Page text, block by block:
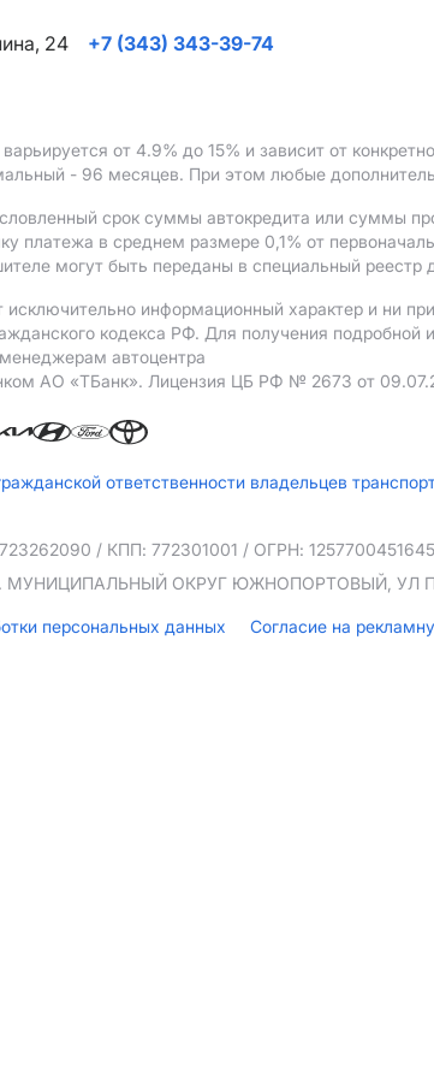
24
+7 (343) 343-39-74
от 4.9% до 15% и зависит от
- 96 месяцев. При этом любые
срок суммы автокредита или суммы
платежа в среднем размере 0,1% от
могут быть переданы в специальный реестр
информационный характер и ни
кодекса РФ. Для получения подробной
автоцентра
АO «ТБанк». Лицензия ЦБ РФ № 2673 от
ответственности владельцев
/ КПП: 772301001 / ОГРН: 1257700451645
МУНИЦИПАЛЬНЫЙ ОКРУГ ЮЖНОПОРТОВЫЙ, УЛ
персональных данных Согласие на